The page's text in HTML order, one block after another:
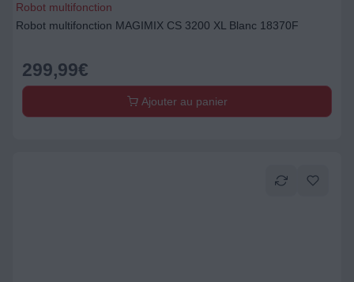
Robot multifonction
Robot multifonction MAGIMIX CS 3200 XL Blanc 18370F
299,99€
Ajouter au panier